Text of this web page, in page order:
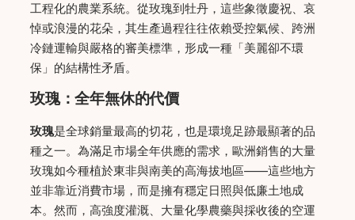
工程化的農業系統。從玫瑰到牡丹，這些象徵慶祝、哀
悼或浪漫的花朵，其生產過程往往依賴受控氣候、跨洲
冷鏈運輸與嚴格的審美標準，形成一種「美麗卻不環
保」的結構性矛盾。
玫瑰：全年無休的代價
玫瑰是全球銷量最高的切花，也是環境足跡最顯著的品
種之一。為滿足市場全年供應的需求，歐洲銷售的大量
玫瑰如今種植於東非與南美的高海拔地區——這些地方
並非靠近消費市場，而是擁有穩定日照與低廉土地成
本。然而，高強度灌溉、大量化學農藥與採收後的空運